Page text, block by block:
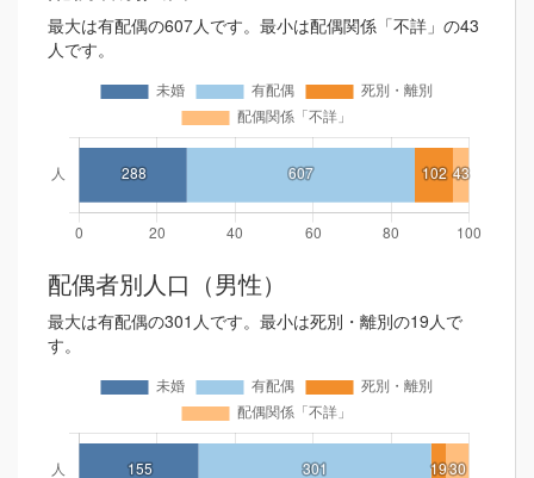
最大は有配偶の607人です。最小は配偶関係「不詳」の43
人です。
配偶者別人口（男性）
最大は有配偶の301人です。最小は死別・離別の19人で
す。